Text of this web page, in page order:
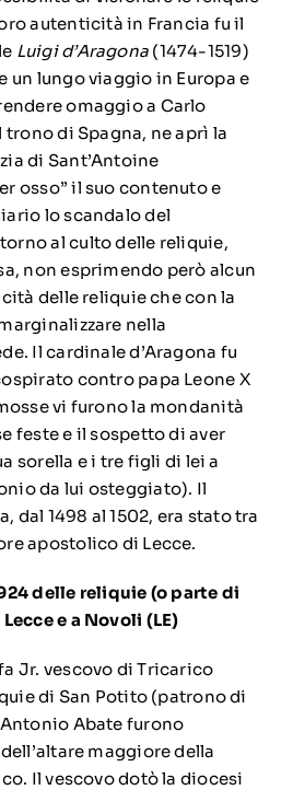
autenticità in Francia fu il
Luigi d’Aragona (1474-1519)
un lungo viaggio in Europa e
omaggio a Carlo
trono di Spagna, ne aprì la
di Sant’Antoine
osso” il suo contenuto e
lo scandalo del
al culto delle reliquie,
non esprimendo però alcun
delle reliquie che con la
nella
Il cardinale d’Aragona fu
contro papa Leone X
vi furono la mondanità
feste e il sospetto di aver
sorella e i tre figli di lei a
da lui osteggiato). Il
dal 1498 al 1502, era stato tra
apostolico di Lecce.
delle reliquie (o parte di
e a Novoli (LE)
Jr. vescovo di Tricarico
di San Potito (patrono di
Abate furono
maggiore della
Il vescovo dotò la diocesi